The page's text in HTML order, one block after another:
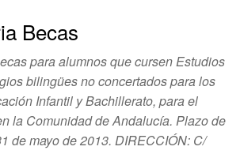
Becas
para alumnos que cursen Estudios
bilingües no concertados para los
Infantil y Bachillerato, para el
la Comunidad de Andalucía. Plazo de
de mayo de 2013. DIRECCIÓN: C/